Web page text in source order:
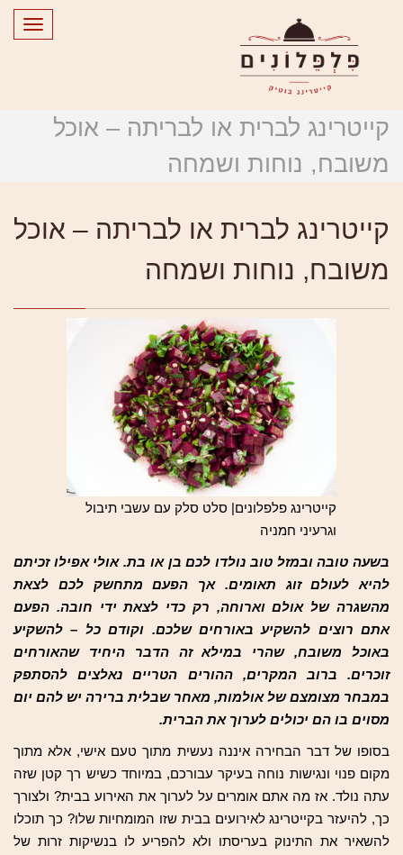
קייטרינג לברית או לבריתה – אוכל
משובח, נוחות ושמחה
קייטרינג לברית או לבריתה – אוכל
משובח, נוחות ושמחה
קייטרינג פלפלונים| סלט סלק עם עשבי תיבול
וגרעיני חמניה
בשעה טובה ובמזל טוב נולדו לכם בן או בת. אולי אפילו זכיתם
להיא לעולם זוג תאומים. אך הפעם מתחשק לכם לצאת
מהשגרה של אולם וארוחה, רק כדי לצאת ידי חובה. הפעם
אתם רוצים להשקיע באורחים שלכם. וקודם כל – להשקיע
באוכל משובח, שהרי במילא זה הדבר היחיד שהאורחים
זוכרים. ברוב המקרים, ההורים הטריים נאלצים להסתפק
במבחר מצומצם של אולמות, מאחר שבלית ברירה יש להם יום
מסוים בו הם יכולים לערוך את הברית.
בסופו של דבר הבחירה איננה נעשית מתוך טעם אישי, אלא מתוך
מקום פנוי ונגישות נוחה בעיקר עבורכם, במיוחד כשיש רך קטן שזה
עתה נולד. אז מה אתם אומרים על לערוך את האירוע בבית? ולצורך
כך, להיעזר בקייטרינג לאירועים בבית שזו המומחיות שלו? כך תוכלו
להשאיר את התינוק בעריסתו ולא להפריע לו בנשיקות זרות של